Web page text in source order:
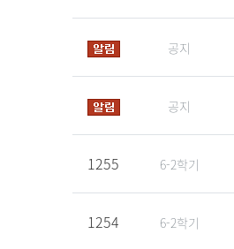
공지
공지
1255 6-2학기
1254 6-2학기